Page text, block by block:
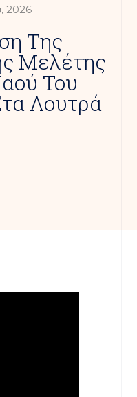
2026
Της
Μελέτης
Του
Λουτρά